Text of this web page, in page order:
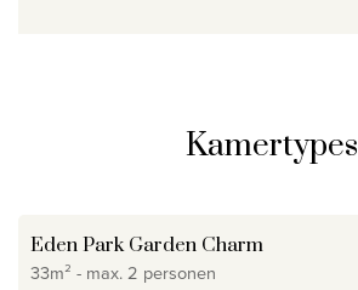
Kamertypes
Eden Park Garden Charm
33m² - max. 2 personen